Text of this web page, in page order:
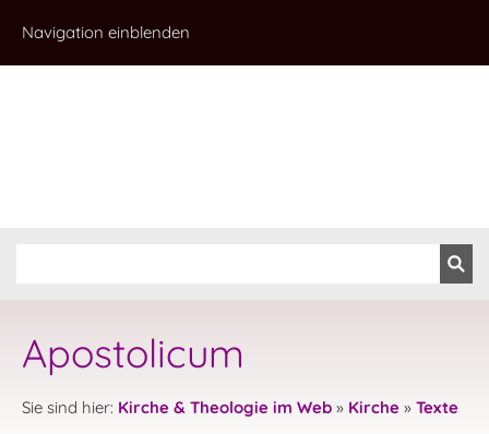
Navigation einblenden
Apostolicum
Sie sind hier: Kirche & Theologie im Web » Kirche » Texte